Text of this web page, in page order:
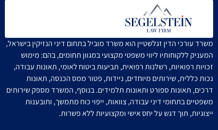
משרד עורכי הדין זגלשטיין הוא משרד מוביל בתחום דיני הנזיקין בישראל,
המעניק ללקוחותיו ליווי משפטי מקצועי במגוון תחומים, בהם: מימוש
זכויות רפואיות, רשלנות רפואית, תביעות ביטוח לאומי, תאונות עבודה,
נכות כללית, שירותים מיוחדים, ניידות, פטור ממס הכנסה, תאונות
דרכים, תאונות ספורט ותאונות תלמידים.בנוסף, המשרד מספק שירותים
משפטיים בתחומי דיני עבודה, צוואות, ייפוי כוח מתמשך, ותובענות
ייצוגיות, תוך דגש על יחס אישי ומקצועיות ללא פשרות.